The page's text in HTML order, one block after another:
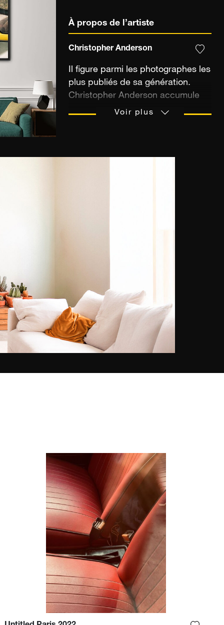
À propos de l’artiste
Christopher Anderson
Il figure parmi les photographes les
plus publiés de sa génération.
Christopher Anderson accumule
récompenses, expositions et
Dès lors, son approche se charge
d’une intensité émotionnelle rare,
qu’il photographie des présidents,
des icônes culturelles ou des
instants du quotidien. L’arrivée de
photographe et cinéaste,
naviguant entre portrait, mode et
documentaire dans une approche
résolument personnelle.
Voir plus